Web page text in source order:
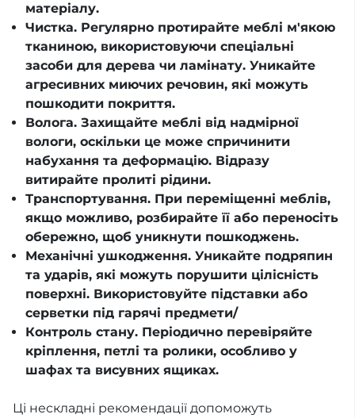
матеріалу.
Чистка. Регулярно протирайте меблі м'якою
тканиною, використовуючи спеціальні
засоби для дерева чи ламінату. Уникайте
агресивних миючих речовин, які можуть
пошкодити покриття.
Волога. Захищайте меблі від надмірної
вологи, оскільки це може спричинити
набухання та деформацію. Відразу
витирайте пролиті рідини.
Транспортування. При переміщенні меблів,
якщо можливо, розбирайте її або переносіть
обережно, щоб уникнути пошкоджень.
Механічні ушкодження. Уникайте подряпин
та ударів, які можуть порушити цілісність
поверхні. Використовуйте підставки або
серветки під гарячі предмети/
Контроль стану. Періодично перевіряйте
кріплення, петлі та ролики, особливо у
шафах та висувних ящиках.
Ці нескладні рекомендації допоможуть